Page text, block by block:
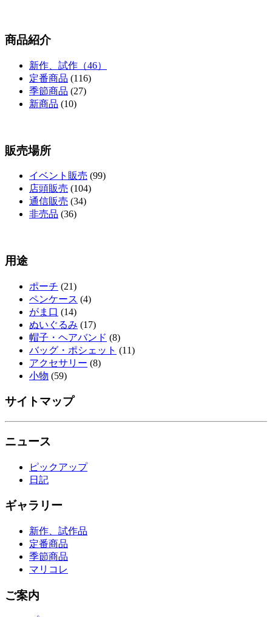
商品紹介
新作、試作（46）
定番商品 (116)
季節商品 (27)
新商品 (10)
販売場所
イベント販売 (99)
店頭販売 (104)
通信販売 (34)
非売品 (36)
用途
ポーチ (21)
ペンケース (4)
がま口 (14)
ぬいぐるみ (17)
帽子・ヘアバンド (8)
バッグ・ポシェット (11)
アクセサリー (8)
小物 (59)
サイトマップ
ニュース
ピックアップ
日記
ギャラリー
新作、試作品
定番商品
季節商品
マリコレ
ご案内